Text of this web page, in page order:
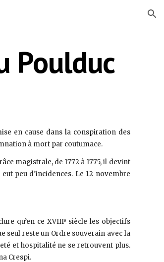
Poulduc
en cause dans la conspiration des
à mort par coutumace.
magistrale, de 1772 à 1775, il devint
peu d’incidences. Le 12 novembre
qu’en ce XVIIIesiècle les objectifs
seul reste un Ordre souverain avec la
et hospitalité ne se retrouvent plus.
Crespi.